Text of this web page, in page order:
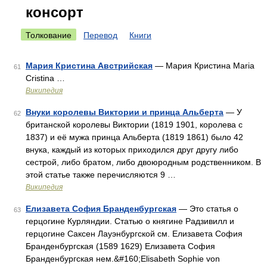
консорт
Толкование Перевод Книги
61 Мария Кристина Австрийская — Мария Кристина Maria
Cristina …
Википедия
62 Внуки королевы Виктории и принца Альберта — У
британской королевы Виктории (1819 1901, королева с
1837) и её мужа принца Альберта (1819 1861) было 42
внука, каждый из которых приходился друг другу либо
сестрой, либо братом, либо двоюродным родственником. В
этой статье также перечисляются 9 …
Википедия
63 Елизавета София Бранденбургская — Это статья о
герцогине Курляндии. Статью о княгине Радзивилл и
герцогине Саксен Лауэнбургской см. Елизавета София
Бранденбургская (1589 1629) Елизавета София
Бранденбургская нем.&#160;Elisabeth Sophie von